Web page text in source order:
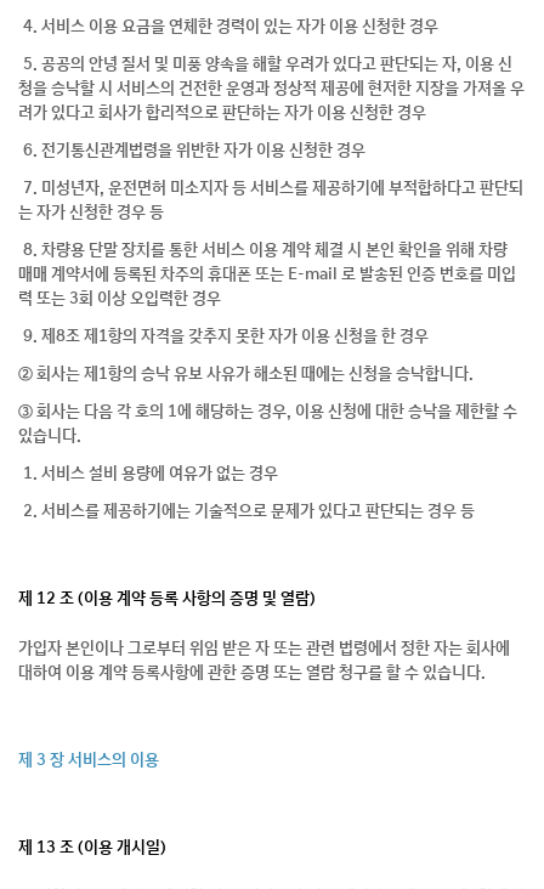
4. 서비스 이용 요금을 연체한 경력이 있는 자가 이용 신청한 경우
5. 공공의 안녕 질서 및 미풍 양속을 해할 우려가 있다고 판단되는 자, 이용 신
청을 승낙할 시 서비스의 건전한 운영과 정상적 제공에 현저한 지장을 가져올 우
려가 있다고 회사가 합리적으로 판단하는 자가 이용 신청한 경우
6. 전기통신관계법령을 위반한 자가 이용 신청한 경우
7. 미성년자, 운전면허 미소지자 등 서비스를 제공하기에 부적합하다고 판단되
는 자가 신청한 경우 등
8. 차량용 단말 장치를 통한 서비스 이용 계약 체결 시 본인 확인을 위해 차량
매매 계약서에 등록된 차주의 휴대폰 또는 E-mail 로 발송된 인증 번호를 미입
력 또는 3회 이상 오입력한 경우
9. 제8조 제1항의 자격을 갖추지 못한 자가 이용 신청을 한 경우
② 회사는 제1항의 승낙 유보 사유가 해소된 때에는 신청을 승낙합니다.
③ 회사는 다음 각 호의 1에 해당하는 경우, 이용 신청에 대한 승낙을 제한할 수
있습니다.
1. 서비스 설비 용량에 여유가 없는 경우
2. 서비스를 제공하기에는 기술적으로 문제가 있다고 판단되는 경우 등
제 12 조 (이용 계약 등록 사항의 증명 및 열람)
가입자 본인이나 그로부터 위임 받은 자 또는 관련 법령에서 정한 자는 회사에
대하여 이용 계약 등록사항에 관한 증명 또는 열람 청구를 할 수 있습니다.
제 3 장 서비스의 이용
제 13 조 (이용 개시일)